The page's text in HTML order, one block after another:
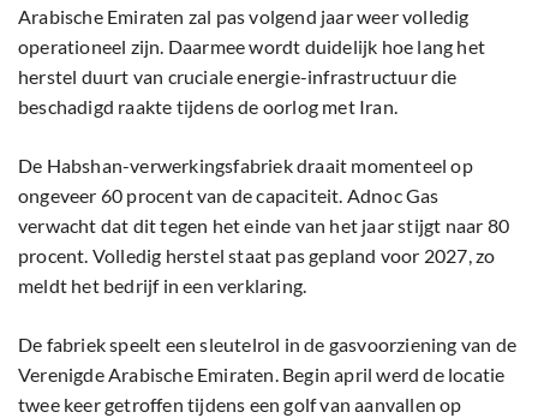
Arabische Emiraten zal pas volgend jaar weer volledig
operationeel zijn. Daarmee wordt duidelijk hoe lang het
herstel duurt van cruciale energie-infrastructuur die
beschadigd raakte tijdens de oorlog met Iran.
De Habshan-verwerkingsfabriek draait momenteel op
ongeveer 60 procent van de capaciteit. Adnoc Gas
verwacht dat dit tegen het einde van het jaar stijgt naar 80
procent. Volledig herstel staat pas gepland voor 2027, zo
meldt het bedrijf in een verklaring.
De fabriek speelt een sleutelrol in de gasvoorziening van de
Verenigde Arabische Emiraten. Begin april werd de locatie
twee keer getroffen tijdens een golf van aanvallen op